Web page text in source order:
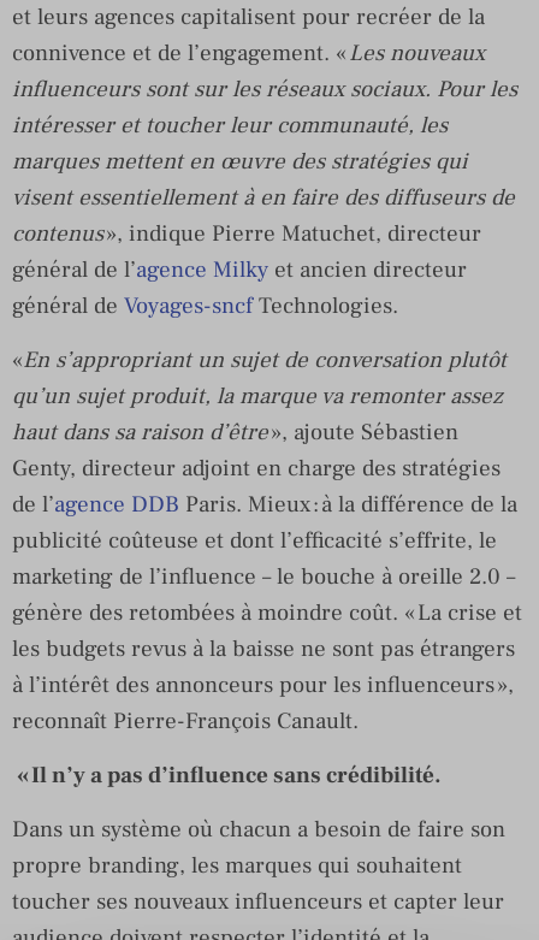
et leurs agences capitalisent pour recréer de la
connivence et de l’engagement. «Les nouveaux
influenceurs sont sur les réseaux sociaux. Pour les
intéresser et toucher leur communauté, les
marques mettent en œuvre des stratégies qui
visent essentiellement à en faire des diffuseurs de
contenus», indique Pierre Matuchet, directeur
général de l’agence Milky et ancien directeur
général de Voyages-sncfTechnologies.
«En s’appropriant un sujet de conversation plutôt
qu’un sujet produit, la marque va remonter assez
haut dans sa raison d’être», ajoute Sébastien
Genty, directeur adjoint en charge des stratégies
de l’agence DDB Paris. Mieux : à la différence de la
publicité coûteuse et dont l’efficacité s’effrite, le
marketing de l’influence – le bouche à oreille 2.0 –
génère des retombées à moindre coût. « La crise et
les budgets revus à la baisse ne sont pas étrangers
à l’intérêt des annonceurs pour les influenceurs »,
reconnaît Pierre-François Canault.
« Il n’y a pas d’influence sans crédibilité.
Dans un système où chacun a besoin de faire son
propre branding, les marques qui souhaitent
toucher ses nouveaux influenceurs et capter leur